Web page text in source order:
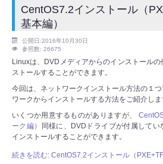
CentOS7.2インストール（
基本編）
公開日:2016年10月30日
参照数: 26675
Linuxは、DVDメディアからのインストール
ストールすることができます。
今回は、ネットワークインストール方法の１
ワークからインストールする方法をご紹介しま
いくつか用意するものがありますが、
ーク編）
同様に、DVDドライブが付属して
インストールすることができます。
続きを読む: CentOS7.2インストール（